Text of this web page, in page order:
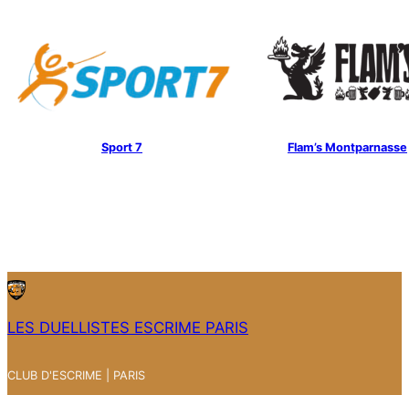
Sport 7 Flam’s Montparnasse
LES DUELLISTES ESCRIME PARIS
CLUB D'ESCRIME | PARIS